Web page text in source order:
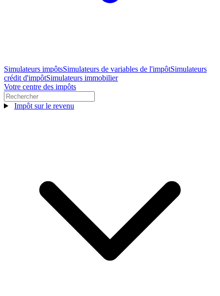
Simulateurs impôtsSimulateurs de variables de l'impôtSimulateurs
crédit d'impôtSimulateurs immobilier
Votre centre des impôts
Impôt sur le revenu